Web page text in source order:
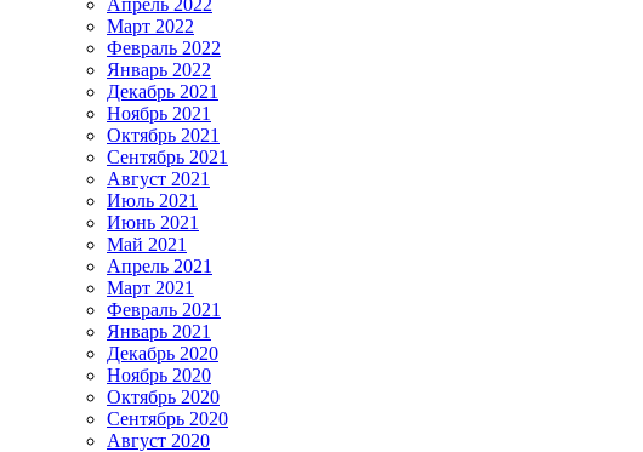
Апрель 2022
Март 2022
Февраль 2022
Январь 2022
Декабрь 2021
Ноябрь 2021
Октябрь 2021
Сентябрь 2021
Август 2021
Июль 2021
Июнь 2021
Май 2021
Апрель 2021
Март 2021
Февраль 2021
Январь 2021
Декабрь 2020
Ноябрь 2020
Октябрь 2020
Сентябрь 2020
Август 2020